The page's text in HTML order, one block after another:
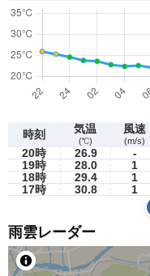
時刻 気温
(℃)
風速
(m/s)
20時 26.9 -
19時
28.0 1
18時
29.4 1
17時
30.8 1
雨雲レーダー